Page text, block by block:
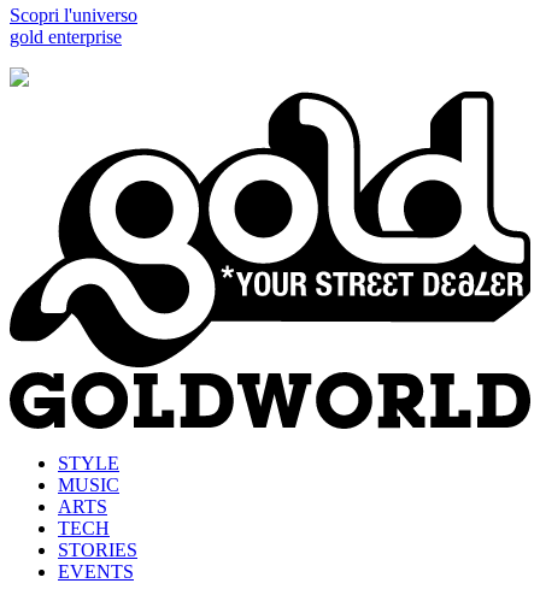
Scopri l'universo
gold enterprise
STYLE
MUSIC
ARTS
TECH
STORIES
EVENTS